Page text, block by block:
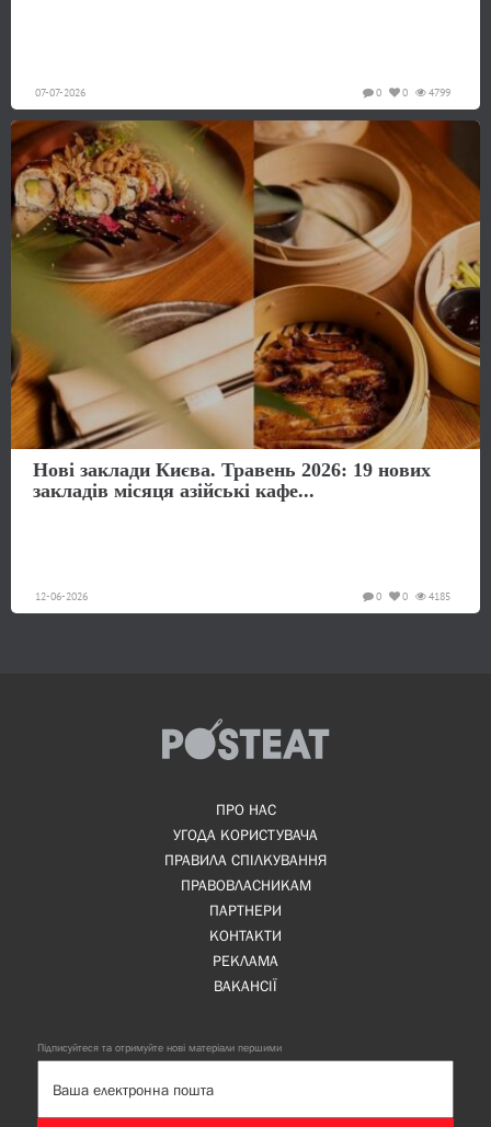
07-07-2026 4799
0
0
Нові заклади Києва. Травень 2026: 19 нових
закладів місяця азійські кафе...
12-06-2026 4185
0
0
ПРО НАС
УГОДА КОРИСТУВАЧА
ПРАВИЛА СПІЛКУВАННЯ
ПРАВОВЛАСНИКАМ
ПАРТНЕРИ
КОНТАКТИ
РЕКЛАМА
ВАКАНСІЇ
Підписуйтеся та отримуйте нові матеріали першими